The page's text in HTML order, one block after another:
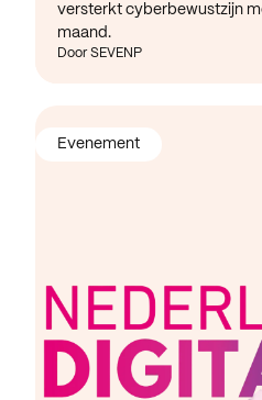
versterkt cyberbewustzijn
maand.
Door SEVENP
Evenement